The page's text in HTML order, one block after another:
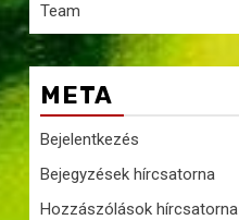
Team
META
Bejelentkezés
Bejegyzések hírcsatorna
Hozzászólások hírcsatorna